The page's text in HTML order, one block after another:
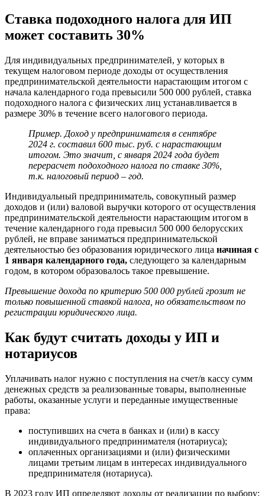
Ставка подоходного налога для ИП
может составить 30%
Для индивидуальных предпринимателей, у которых в
текущем налоговом периоде доходы от осуществления
предпринимательской деятельности нарастающим итогом с
начала календарного года превысили 500 000 рублей, ставка
подоходного налога с физических лиц устанавливается в
размере 30% в течение всего налогового периода.
Пример. Доход у предпринимателя в сентябре
2024 г. составил 600 тыс. руб. с нарастающим
итогом. Это значит, с января 2024 года будет
перерасчет подоходного налога по ставке 30%,
т.к. налоговый период – год.
Индивидуальный предприниматель, совокупный размер
доходов и (или) валовой выручки которого от осуществления
предпринимательской деятельности нарастающим итогом в
течение календарного года превысил 500 000 белорусских
рублей, не вправе заниматься предпринимательской
деятельностью без образования юридического лица начиная с
1 января календарного года, следующего за календарным
годом, в котором образовалось такое превышение.
Превышение дохода по критерию 500 000 рублей грозит не
только повышенной ставкой налога, но обязательством по
регистрации юридического лица.
Как будут считать доходы у ИП и
нотариусов
Уплачивать налог нужно с поступления на счет/в кассу сумм
денежных средств за реализованные товары, выполненные
работы, оказанные услуги и переданные имущественные
права:
поступивших на счета в банках и (или) в кассу
индивидуального предпринимателя (нотариуса);
оплаченных организациями и (или) физическими
лицами третьим лицам в интересах индивидуального
предпринимателя (нотариуса).
В 2023 году ИП определяют доходы от реализации по выбору: